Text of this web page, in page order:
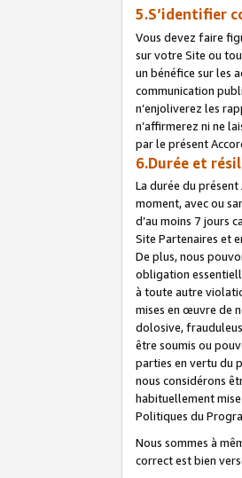
5.S’identifier
Vous devez faire
sur votre Site ou
un bénéfice sur les
communication
n’enjoliverez les
n’affirmerez ni ne
par le présent
6.Durée et
La durée du
moment, avec ou
d’au moins 7 jours
Site Partenaires et
De plus, nous
obligation
à toute autre
mises en œuvre de
dolosive,
être soumis ou
parties en vertu du
nous considérons
habituellement
Politiques du
Nous sommes à
correct est bien